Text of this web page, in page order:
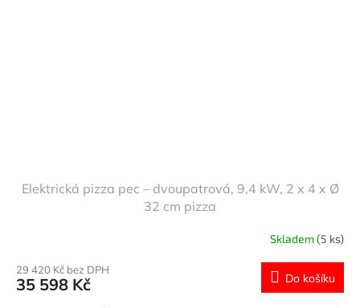
Elektrická pizza pec – dvoupatrová, 9,4 kW, 2 x 4 x Ø
32 cm pizza
Skladem(5 ks)
29 420 Kč bez DPH
35 598 Kč Do košíku